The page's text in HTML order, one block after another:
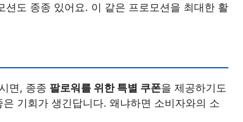
도 종종 있어요. 이 같은 프로모션을 최대한 활
면, 종종 팔로워를 위한 특별 쿠폰을 제공하기도
기회가 생긴답니다. 왜냐하면 소비자와의 소